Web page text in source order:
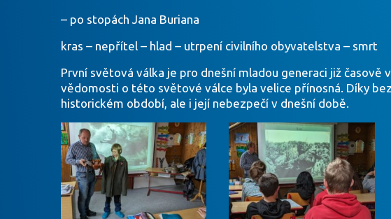
– po stopách Jana Buriana
kras – nepřítel – hlad – utrpení civilního obyvatelstva – smrt
První světová válka je pro dnešní mladou generaci již
vědomosti o této světové válce byla velice přínosná. Díky
historickém období, ale i její nebezpečí v dnešní době.